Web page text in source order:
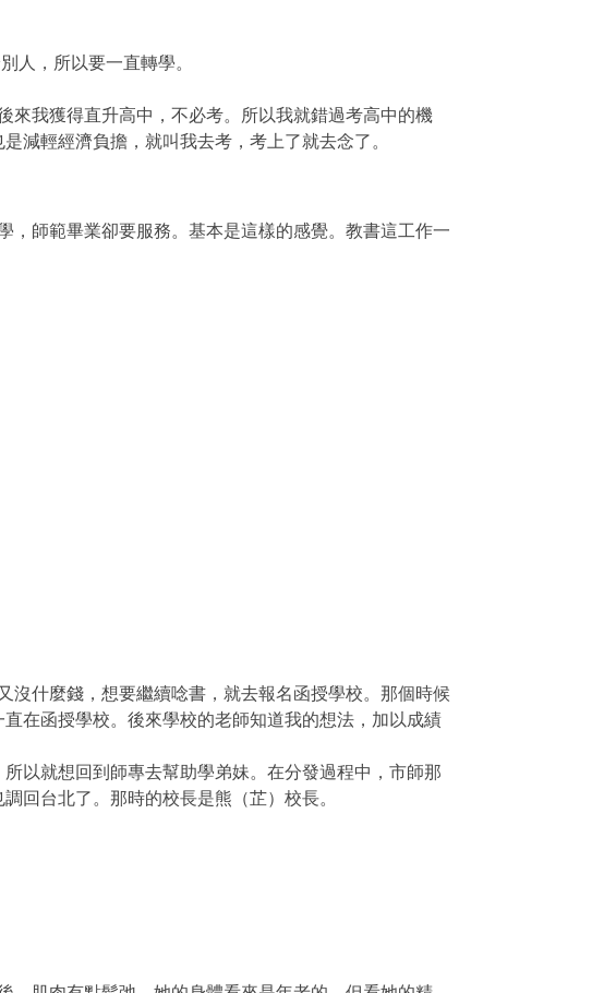
人，所以要一直轉學。
來我獲得直升高中，不必考。所以我就錯過考高中的機
減輕經濟負擔，就叫我去考，考上了就去念了。
師範畢業卻要服務。基本是這樣的感覺。教書這工作一
什麼錢，想要繼續唸書，就去報名函授學校。那個時候
在函授學校。後來學校的老師知道我的想法，加以成績
以就想回到師專去幫助學弟妹。在分發過程中，市師那
回台北了。那時的校長是熊（芷）校長。